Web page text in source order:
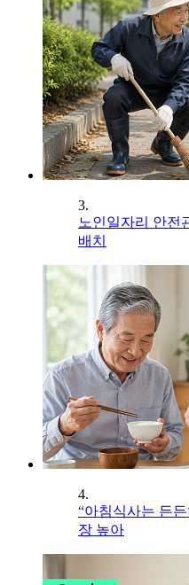
3.
노인일자리 안전
배치
4.
“아침식사는 든
장 높아